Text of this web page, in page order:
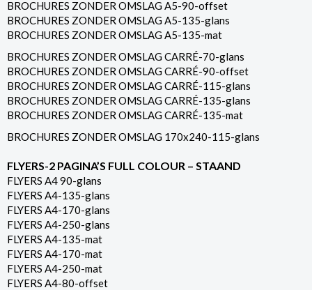
BROCHURES ZONDER OMSLAG A5-90-offset
BROCHURES ZONDER OMSLAG A5-135-glans
BROCHURES ZONDER OMSLAG A5-135-mat
BROCHURES ZONDER OMSLAG CARRÉ-70-glans
BROCHURES ZONDER OMSLAG CARRÉ-90-offset
BROCHURES ZONDER OMSLAG CARRÉ-115-glans
BROCHURES ZONDER OMSLAG CARRÉ-135-glans
BROCHURES ZONDER OMSLAG CARRÉ-135-mat
BROCHURES ZONDER OMSLAG 170x240-115-glans
FLYERS-2 PAGINA’S FULL COLOUR – STAAND
FLYERS A4 90-glans
FLYERS A4-135-glans
FLYERS A4-170-glans
FLYERS A4-250-glans
FLYERS A4-135-mat
FLYERS A4-170-mat
FLYERS A4-250-mat
FLYERS A4-80-offset